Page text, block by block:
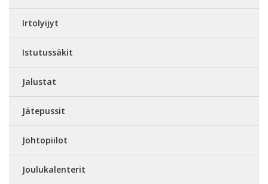
Irtolyijyt
Istutussäkit
Jalustat
Jätepussit
Johtopiilot
Joulukalenterit